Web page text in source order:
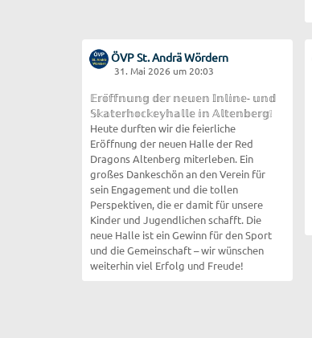
ÖVP St. Andrä Wördern
31. Mai 2026 um 20:03
𝔼𝕣𝕠̈𝕗𝕗𝕟𝕦𝕟𝕘 𝕕𝕖𝕣 𝕟𝕖𝕦𝕖𝕟 𝕀𝕟𝕝𝕚𝕟𝕖- 𝕦𝕟𝕕
𝕊𝕜𝕒𝕥𝕖𝕣𝕙𝕠𝕔𝕜𝕖𝕪𝕙𝕒𝕝𝕝𝕖 𝕚𝕟 𝔸𝕝𝕥𝕖𝕟𝕓𝕖𝕣𝕘❕
Heute durften wir die feierliche
Eröffnung der neuen Halle der Red
Dragons Altenberg miterleben. Ein
großes Dankeschön an den Verein für
sein Engagement und die tollen
Perspektiven, die er damit für unsere
Kinder und Jugendlichen schafft. Die
neue Halle ist ein Gewinn für den Sport
und die Gemeinschaft – wir wünschen
weiterhin viel Erfolg und Freude!